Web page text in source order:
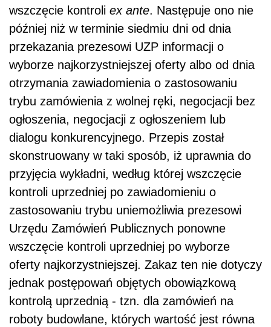
wszczęcie kontroli ex ante. Następuje ono nie
później niż w terminie siedmiu dni od dnia
przekazania prezesowi UZP informacji o
wyborze najkorzystniejszej oferty albo od dnia
otrzymania zawiadomienia o zastosowaniu
trybu zamówienia z wolnej ręki, negocjacji bez
ogłoszenia, negocjacji z ogłoszeniem lub
dialogu konkurencyjnego. Przepis został
skonstruowany w taki sposób, iż uprawnia do
przyjęcia wykładni, według której wszczęcie
kontroli uprzedniej po zawiadomieniu o
zastosowaniu trybu uniemożliwia prezesowi
Urzędu Zamówień Publicznych ponowne
wszczęcie kontroli uprzedniej po wyborze
oferty najkorzystniejszej. Zakaz ten nie dotyczy
jednak postępowań objętych obowiązkową
kontrolą uprzednią - tzn. dla zamówień na
roboty budowlane, których wartość jest równa